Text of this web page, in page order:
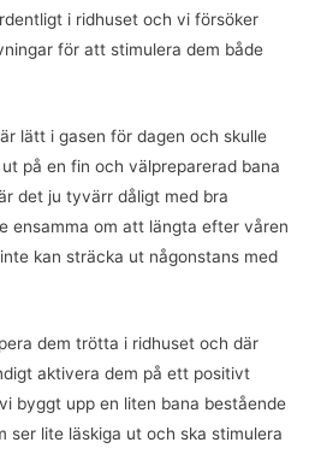
i ridhuset och vi försöker
för att stimulera dem både
lätt i gasen för dagen och skulle
på en fin och välpreparerad bana
det ju tyvärr dåligt med bra
ensamma om att längta efter våren
kan sträcka ut någonstans med
dem trötta i ridhuset och där
aktivera dem på ett positivt
byggt upp en liten bana bestående
ser lite läskiga ut och ska stimulera